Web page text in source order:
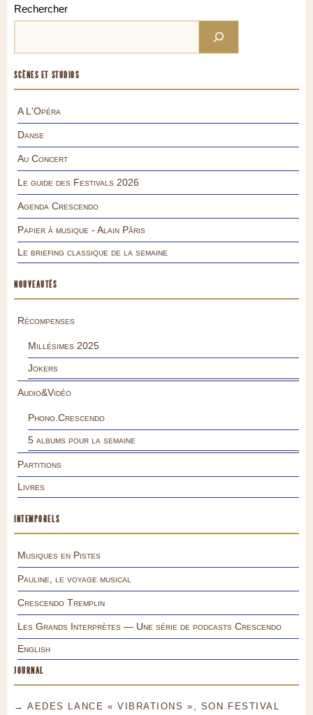
Rechercher
SCÈNES ET STUDIOS
A L'Opéra
Danse
Au Concert
Le guide des Festivals 2026
Agenda Crescendo
Papier à musique - Alain Pâris
Le briefing classique de la semaine
NOUVEAUTÉS
Récompenses
Millésimes 2025
Jokers
Audio&Vidéo
Phono.Crescendo
5 albums pour la semaine
Partitions
Livres
INTEMPORELS
Musiques en Pistes
Pauline, le voyage musical
Crescendo Tremplin
Les Grands Interprètes — Une série de podcasts Crescendo
English
JOURNAL
→ AEDES LANCE « VIBRATIONS », SON FESTIVAL